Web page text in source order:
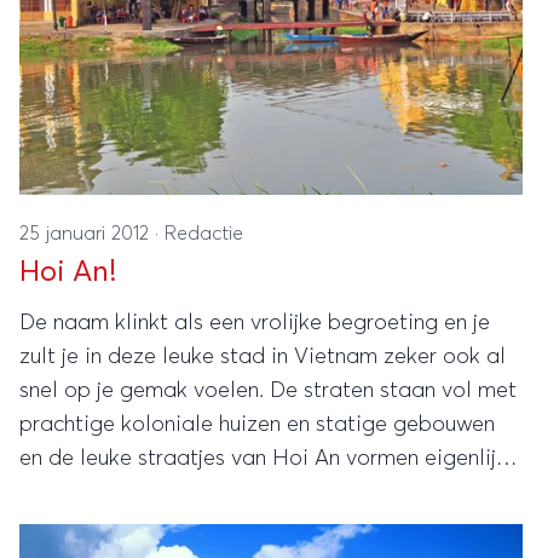
25 januari 2012 · Redactie
Hoi An!
De naam klinkt als een vrolijke begroeting en je
zult je in deze leuke stad in Vietnam zeker ook al
snel op je gemak voelen. De straten staan vol met
prachtige koloniale huizen en statige gebouwen
en de leuke straatjes van Hoi An vormen eigenlijk